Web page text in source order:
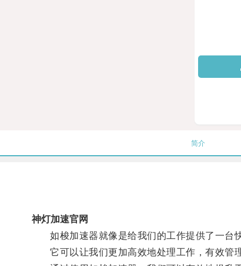
简介
神灯加速官网
如梭加速器就像是给我们的工作提供了一台快
它可以让我们更加高效地处理工作，有效管理